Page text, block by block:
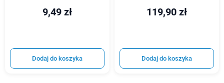
9,49 zł
Dodaj do koszyka
119,90 zł
Dodaj do koszyka